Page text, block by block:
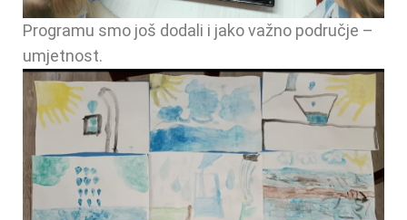
Programu smo još dodali i jako važno područje –
umjetnost.